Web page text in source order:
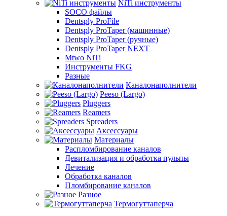
NiTi инструменты
SOCO файлы
Dentsply ProFile
Dentsply ProTaper (машинные)
Dentsply ProTaper (ручные)
Dentsply ProTaper NEXT
Mtwo NiTi
Инструменты FKG
Разные
Каналонаполнители
Peeso (Largo)
Pluggers
Reamers
Spreaders
Аксессуары
Материалы
Распломбирование каналов
Девитализация и обработка пульпы
Лечение
Обработка каналов
Пломбирование каналов
Разное
Термогуттаперча